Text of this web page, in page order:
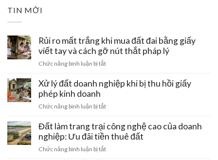
TIN MỚI
Rủi ro mất trắng khi mua đất đai bằng giấy
viết tay và cách gỡ nút thắt pháp lý
Chức năng bình luận bị tắtở
ro
mất
khi
đất
đai
Xử lý đất doanh nghiệp khi bị thu hồi giấy
phép kinh doanh
Chức năng bình luận bị tắtở
lý
đất
nghiệp
Đất làm trang trại công nghệ cao của doanh
nghiệp: Ưu đãi tiền thuê đất
Chức năng bình luận bị tắtở